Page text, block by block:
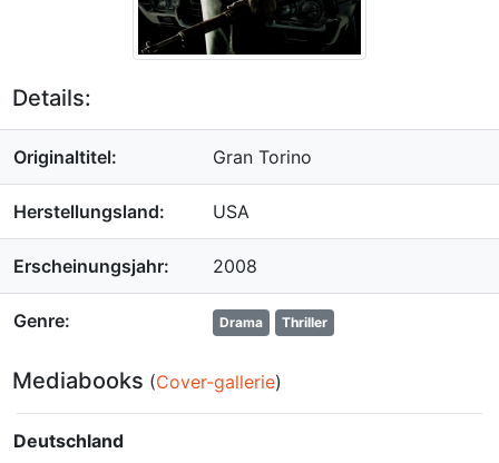
Details:
Originaltitel: Gran Torino
Herstellungsland: USA
Erscheinungsjahr: 2008
Genre: Drama Thriller
Mediabooks (Cover-gallerie)
Deutschland